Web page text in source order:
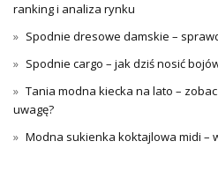
ranking i analiza rynku
Spodnie dresowe damskie –
Spodnie cargo – jak dziś nosić
Tania modna kiecka na lato –
uwagę?
Modna sukienka koktajlowa midi –